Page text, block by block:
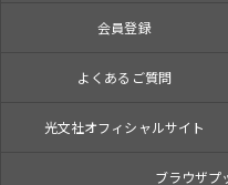
会員登録
よくあるご質問
光文社オフィシャルサイト
ブラウザプ